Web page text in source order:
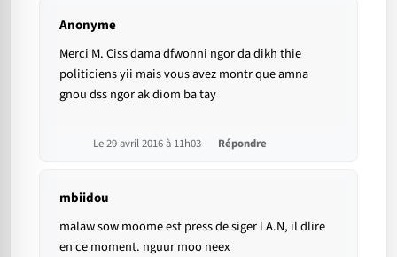
Anonyme
Merci M. Ciss dama dfwonni ngor da dikh thie
politiciens yii mais vous avez montr que amna
gnou dss ngor ak diom ba tay
Le 29 avril 2016 à 11h03 Répondre
mbiidou
malaw sow moome est press de siger l A.N, il dlire
en ce moment. nguur moo neex